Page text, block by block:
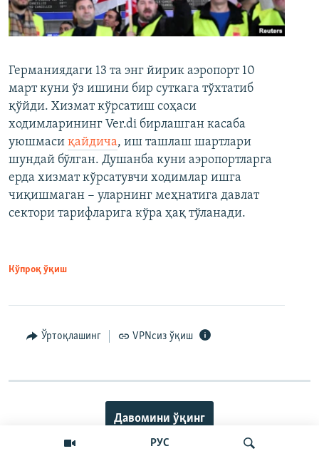
РУС
Германиядаги 13 та энг йирик аэропорт 10
март куни ўз ишини бир суткага тўхтатиб
қўйди. Хизмат кўрсатиш соҳаси
ходимларининг Ver.di бирлашган касаба
уюшмаси қайдича, иш ташлаш шартлари
шундай бўлган. Душанба куни аэропортларга
ерда хизмат кўрсатувчи ходимлар ишга
чиқишмаган − уларнинг меҳнатига давлат
сектори тарифларига кўра ҳақ тўланади.
Кўпроқ ўқиш
Ўртоқлашинг VPNсиз ўқиш
Давомини ўқинг